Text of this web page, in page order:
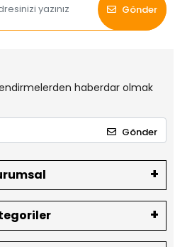
Gönder
haberdar olmak
Gönder